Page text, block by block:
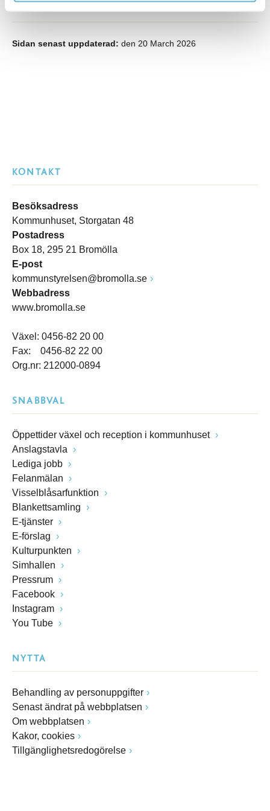
Sidan senast uppdaterad: den 20 March 2026
KONTAKT
Besöksadress
Kommunhuset, Storgatan 48
Postadress
Box 18, 295 21 Bromölla
E-post
kommunstyrelsen@bromolla.se
Webbadress
www.bromolla.se
Växel: 0456-82 20 00
Fax: 0456-82 22 00
Org.nr: 212000-0894
SNABBVAL
Öppettider växel och reception i kommunhuset
Anslagstavla
Lediga jobb
Felanmälan
Visselblåsarfunktion
Blankettsamling
E-tjänster
E-förslag
Kulturpunkten
Simhallen
Pressrum
Facebook
Instagram
You Tube
NYTTA
Behandling av personuppgifter
Senast ändrat på webbplatsen
Om webbplatsen
Kakor, cookies
Tillgänglighetsredogörelse